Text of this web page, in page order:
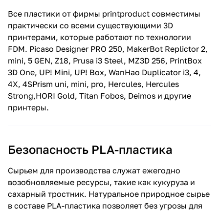
Все пластики от фирмы printproduct совместимы
практически со всеми существующими 3D
принтерами, которые работают по технологии
FDM. Picaso Designer PRO 250, MakerBot Replictor 2,
mini, 5 GEN, Z18, Prusa i3 Steel, MZ3D 256, PrintBox
3D One, UP! Mini, UP! Box, WanHao Duplicator i3, 4,
4X, 4SPrism uni, mini, pro, Hercules, Hercules
Strong,HORI Gold, Titan Fobos, Deimos и другие
принтеры.
Безопасность PLA-пластика
Сырьем для производства служат ежегодно
возобновляемые ресурсы, такие как кукуруза и
сахарный тростник. Натуральное природное сырье
в составе PLA-пластика позволяет без угрозы для